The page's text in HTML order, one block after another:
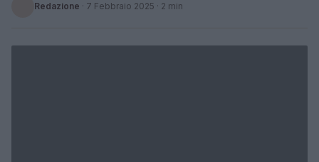
Redazione · 7 Febbraio 2025 · 2 min